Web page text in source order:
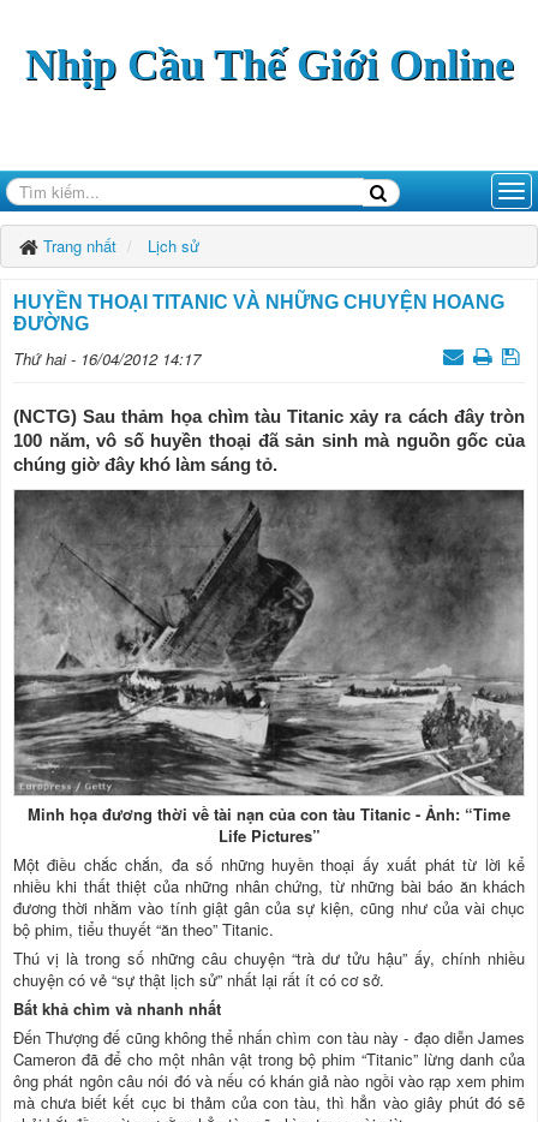
Nhịp Cầu Thế Giới Online
Trang nhất Lịch sử
HUYỀN THOẠI TITANIC VÀ NHỮNG CHUYỆN HOANG
ĐƯỜNG
Thứ hai - 16/04/2012 14:17
(NCTG) Sau thảm họa chìm tàu Titanic xảy ra cách đây tròn
100 năm, vô số huyền thoại đã sản sinh mà nguồn gốc của
chúng giờ đây khó làm sáng tỏ.
Minh họa đương thời về tài nạn của con tàu Titanic - Ảnh: “Time
Life Pictures”
Một điều chắc chắn, đa số những huyền thoại ấy xuất phát từ lời kể
nhiều khi thất thiệt của những nhân chứng, từ những bài báo ăn khách
đương thời nhằm vào tính giật gân của sự kiện, cũng như của vài chục
bộ phim, tiểu thuyết “ăn theo” Titanic.
Thú vị là trong số những câu chuyện “trà dư tửu hậu” ấy, chính nhiều
chuyện có vẻ “sự thật lịch sử” nhất lại rất ít có cơ sở.
Bất khả chìm và nhanh nhất
Đến Thượng đế cũng không thể nhấn chìm con tàu này - đạo diễn James
Cameron đã để cho một nhân vật trong bộ phim “Titanic” lừng danh của
ông phát ngôn câu nói đó và nếu có khán giả nào ngồi vào rạp xem phim
mà chưa biết kết cục bi thảm của con tàu, thì hẳn vào giây phút đó sẽ